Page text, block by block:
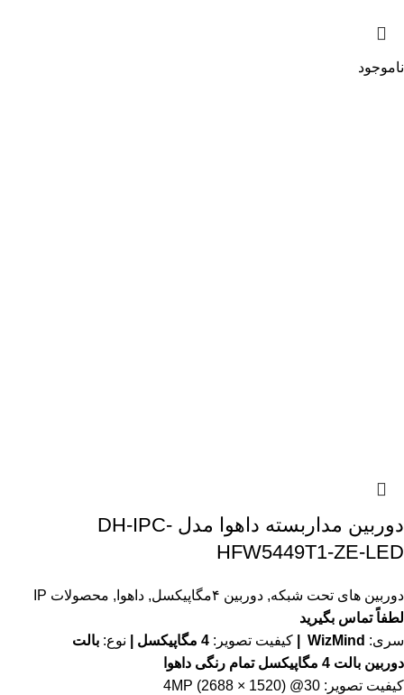
ناموجود
دوربین مداربسته داهوا مدل DH-IPC-
HFW5449T1-ZE-LED
دوربین های تحت شبکه, دوربین ۴مگاپیکسل , داهوا , محصولات IP
لطفاً تماس بگیرید
سری: WizMind | کیفیت تصویر: نوع: بالت
دوربین بالت 4 مگاپیکسل تمام رنگی داهوا
کیفیت تصویر: 4MP (2688 × 1520) @30